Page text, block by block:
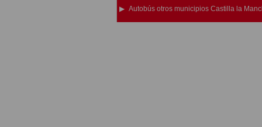
Autobús otros municipios Castilla la